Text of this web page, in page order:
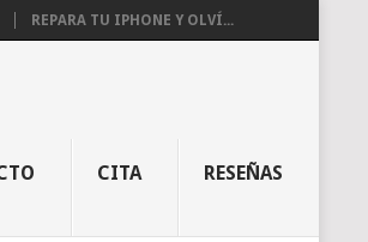
REPARA TU IPHONE Y OLVÍ...
CITA RESEÑAS